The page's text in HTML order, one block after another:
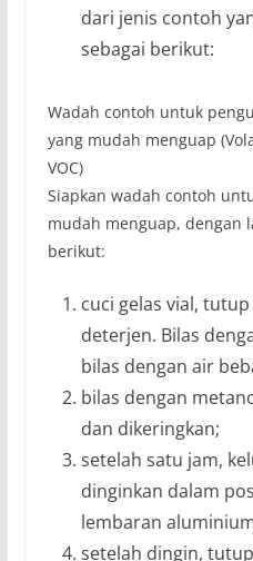
dari jenis contoh
sebagai berikut:
Wadah contoh untuk
yang mudah menguap
VOC)
Siapkan wadah contoh
mudah menguap, dengan
berikut:
cuci gelas vial,
deterjen. Bilas
bilas dengan air
bilas dengan
dan dikeringkan;
setelah satu jam,
dinginkan dalam
lembaran
setelah dingin,